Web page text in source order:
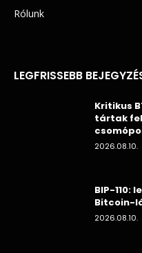
Rólunk
LEGFRISSEBB
Kritikus
tártak
2026.08.10.
BIP-110:
Bitcoin-
2026.08.10.